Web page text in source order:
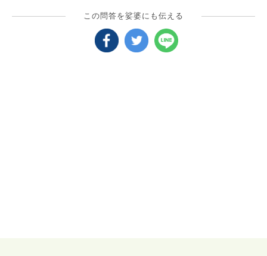
この問答を娑婆にも伝える